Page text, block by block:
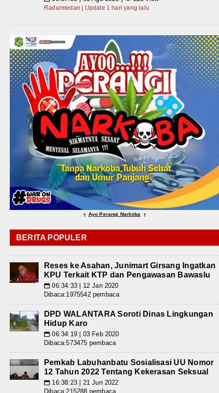
Radarmedan | Update 1 hari yang lalu
⇑ Ayo Perangi Narkoba ⇑
BERITA POPULER
Reses ke Asahan, Junimart Girsang Ingatkan
KPU Terkait KTP dan Pengawasan Bawaslu
📅 06:34:33 | 12 Jan 2020
Dibaca:1975542 pembaca
DPD WALANTARA Soroti Dinas Lingkungan
Hidup Karo
📅 06:34:19 | 03 Feb 2020
Dibaca:573475 pembaca
Pemkab Labuhanbatu Sosialisasi UU Nomor
12 Tahun 2022 Tentang Kekerasan Seksual
📅 16:38:23 | 21 Jun 2022
Dibaca:215288 pembaca